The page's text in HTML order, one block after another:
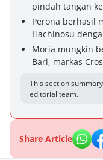
pindah tangan
Perona berhasil
Hachinosu
Moria mungkin
Bari, markas
This section
editorial team.
Share Article